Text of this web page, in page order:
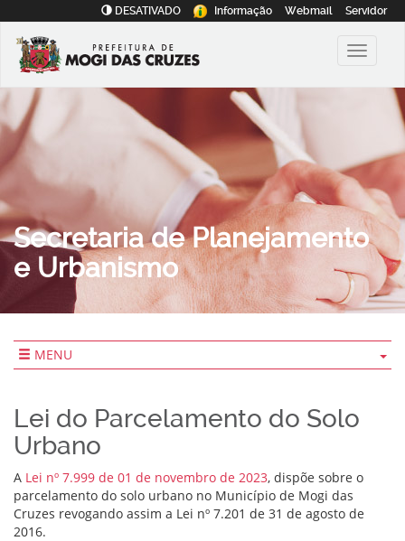
DESATIVADO Informação Webmail Servidor
Secretaria de Planejamento
e Urbanismo
MENU
Lei do Parcelamento do Solo
Urbano
A Lei nº 7.999 de 01 de novembro de 2023, dispõe sobre o
parcelamento do solo urbano no Município de Mogi das
Cruzes revogando assim a Lei nº 7.201 de 31 de agosto de
2016.